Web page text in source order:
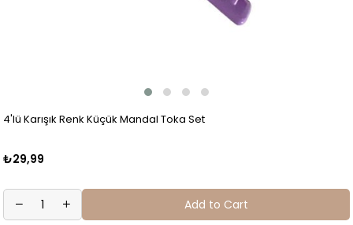
4'lü Karışık Renk Küçük Mandal Toka Set
₺29,99
Add to Cart